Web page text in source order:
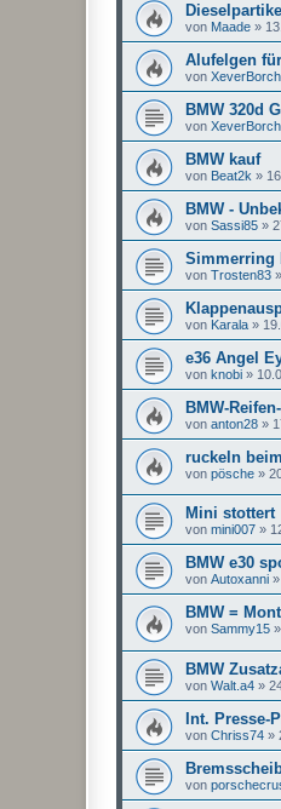
von Maade »
Alufelgen
von
BMW 320d
von
BMW kauf
von Beat2k »
BMW -
von Sassi85 »
Simmerring
von Trosten83 »
von Karala »
e36 Angel
von knobi »
BMW-
von anton28 »
ruckeln
von pösche »
Mini stottert
von mini007 »
BMW e30
von Autoxanni »
BMW =
von Sammy15 »
BMW
von Walt.a4 »
Int. Presse-
von Chriss74 »
von